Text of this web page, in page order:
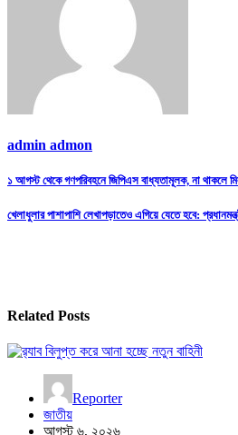
admin admon
Post
navigation
১ আগস্ট থেকে গণপরিবহনে জিপিএস বাধ্যতামূলক, না থাকলে
খেলাধুলার পাশাপাশি লেখাপড়াতেও এগিয়ে যেতে হবে:
Related Posts
Reporter
জাতীয়
আগস্ট ৬, ২০২৬